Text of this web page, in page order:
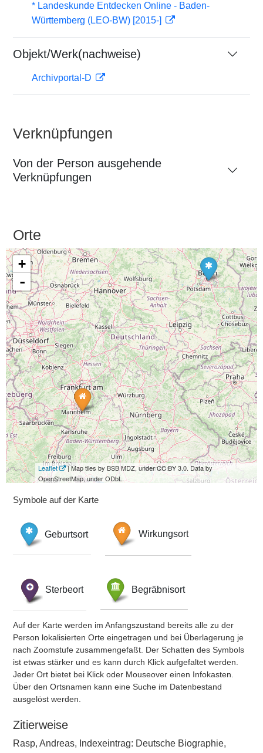
* Landeskunde Entdecken Online - Baden-
Württemberg (LEO-BW) [2015-]
Objekt/Werk(nachweise)
Archivportal-D
Verknüpfungen
Von der Person ausgehende
Verknüpfungen
Orte
+
-
Leaflet
| Map tiles by BSB MDZ, under CC BY 3.0. Data by
OpenStreetMap, under ODbL.
Symbole auf der Karte
Geburtsort Wirkungsort
Sterbeort Begräbnisort
Auf der Karte werden im Anfangszustand bereits alle zu der
Person lokalisierten Orte eingetragen und bei Überlagerung je
nach Zoomstufe zusammengefaßt. Der Schatten des Symbols
ist etwas stärker und es kann durch Klick aufgefaltet werden.
Jeder Ort bietet bei Klick oder Mouseover einen Infokasten.
Über den Ortsnamen kann eine Suche im Datenbestand
ausgelöst werden.
Zitierweise
Rasp, Andreas, Indexeintrag: Deutsche Biographie,